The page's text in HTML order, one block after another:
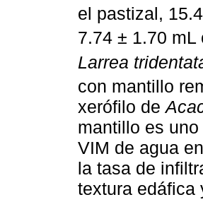
el pastizal,
7.74 ± 1.70 mL
Larrea
con mantillo
xerófilo de
mantillo es
VIM de agua
la tasa de
textura edáfica